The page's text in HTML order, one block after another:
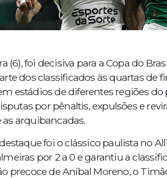
(6), foi decisiva para a Copa do
dos classificados às quartas de
estádios de diferentes regiões
por pênaltis, expulsões e
arquibancadas.
foi o clássico paulista no
por 2 a 0 e garantiu a
precoce de Aníbal Moreno, o